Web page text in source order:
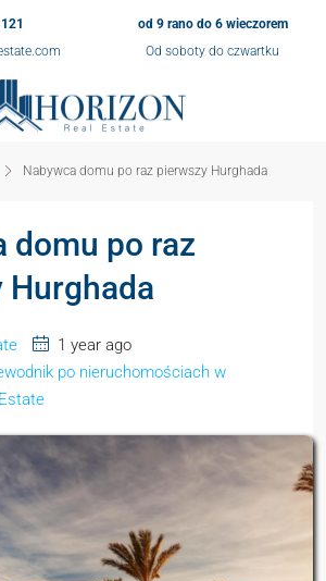
od 9 rano do 6 wieczorem
Od soboty do czwartku
Nabywca domu po raz pierwszy Hurghada
domu po raz
Hurghada
1 year ago
po nieruchomościach w